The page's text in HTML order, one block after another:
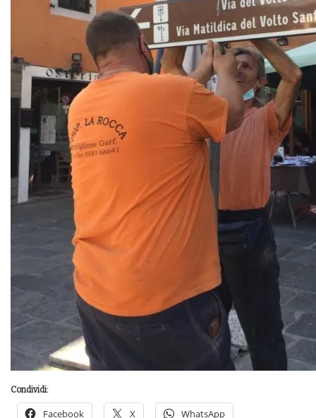
Condividi:
Facebook X WhatsApp